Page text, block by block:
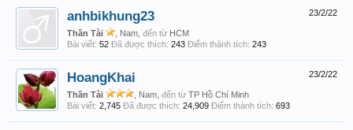
23/2/22
anhbikhung23
Thần Tài , Nam, đến từ HCM
Bài viết: 52 Đã được thích: 243 Điểm thành tích: 243
23/2/22
HoangKhai
Thần Tài , Nam, đến từ TP Hồ Chí Minh
Bài viết: 2,745 Đã được thích: 24,909 Điểm thành tích: 693